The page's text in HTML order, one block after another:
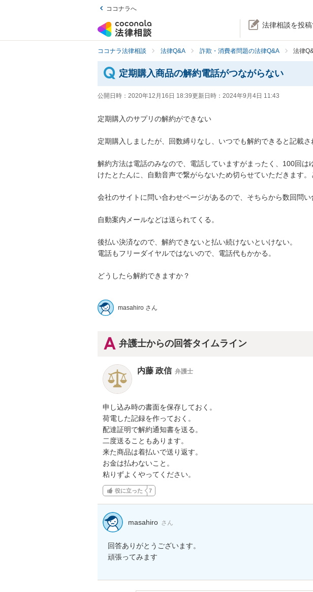
ココナラへ
法律相談を投稿
ココナラ法律相談 法律Q&A 詐欺・消費者問題の法律Q&A 法律
定期購入商品の解約電話がつながらない
公開日時： 2020年12月16日 18:39更新日時： 2024年9月4日 11:43
定期購入のサプリの解約ができない
定期購入しましたが、回数縛りなし、いつでも解約できると記載
解約方法は電話のみなので、電話していますがまったく、100回は
けたとたんに、自動音声で繋がらないため切らせていただきます。
会社のサイトに問い合わせページがあるので、そちらから数回問い
自動案内メールなどは送られてくる。
後払い決済なので、解約できないと払い続けないといけない。
電話もフリーダイヤルではないので、電話代もかかる。
どうしたら解約できますか？
masahiro さん
弁護士からの回答タイムライン
内藤 政信 弁護士
申し込み時の書面を保存しておく。
荷電した記録を作っておく。
配達証明で解約通知書を送る。
二度送ることもあります。
来た商品は着払いで送り返す。
お金は払わないこと。
粘りずよくやってください。
役に立った 7
masahiro さん
回答ありがとうございます。
頑張ってみます